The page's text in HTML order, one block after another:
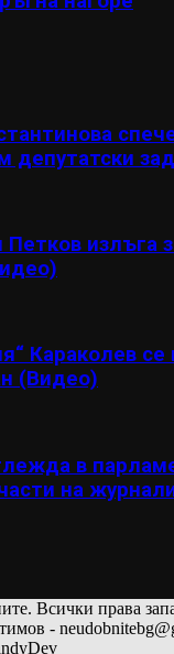
депутатски
излъга
Караколев се
(Видео)
в
на
Всички права
-